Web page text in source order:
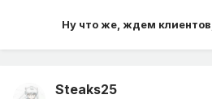
Ну что же, ждем
Steaks25